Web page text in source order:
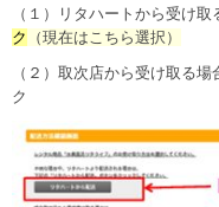
（１）リタハートから受け取
ク
（現在はこちら選択）
（２）取次店から受け取る
ク